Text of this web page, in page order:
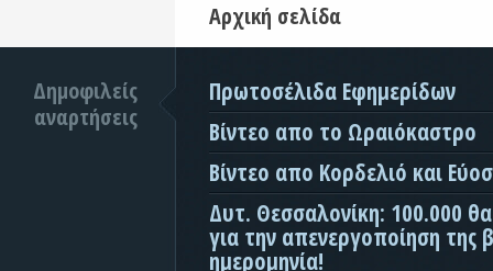
Αρχική σελίδα
Δημοφιλείς
αναρτήσεις
Πρωτοσέλιδα Εφημερίδων
Βίντεο απο το Ωραιόκαστρο
Βίντεο απο Κορδελιό και
Δυτ. Θεσσαλονίκη: 100.000
για την απενεργοποίηση της
ημερομηνία!